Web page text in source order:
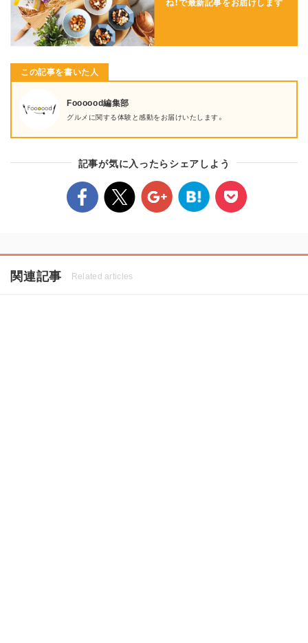
この記事を書いた人
Foooood編集部
グルメに関する体験と感動をお届けいたします。
記事が気に入ったらシェアしよう
関連記事 Related articles